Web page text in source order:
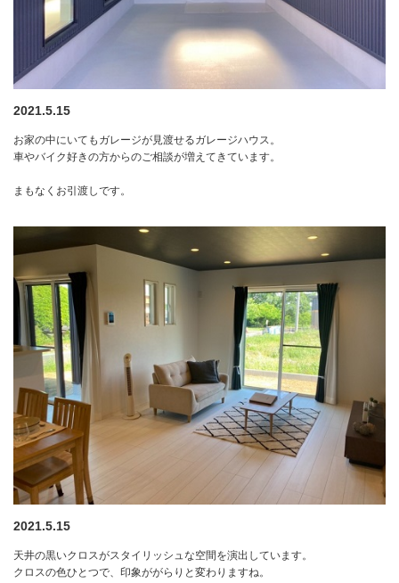
2021.5.15
お家の中にいてもガレージが見渡せるガレージハウス。
車やバイク好きの方からのご相談が増えてきています。
まもなくお引渡しです。
2021.5.15
天井の黒いクロスがスタイリッシュな空間を演出しています。
クロスの色ひとつで、印象ががらりと変わりますね。